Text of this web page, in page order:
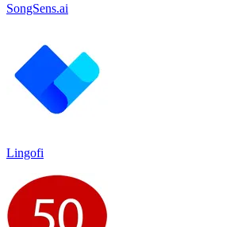
SongSens.ai
Lingofi